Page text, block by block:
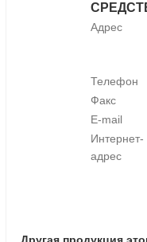
Адрес
Телефон
Факс
E-mail
Интернет-
адрес